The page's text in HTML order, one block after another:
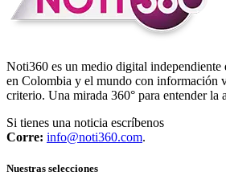
Noti360 es un medio digital independiente
en Colombia y el mundo con información
criterio. Una mirada 360° para entender la
Si tienes una noticia escríbenos
Corre: info@noti360.com.
Nuestras selecciones